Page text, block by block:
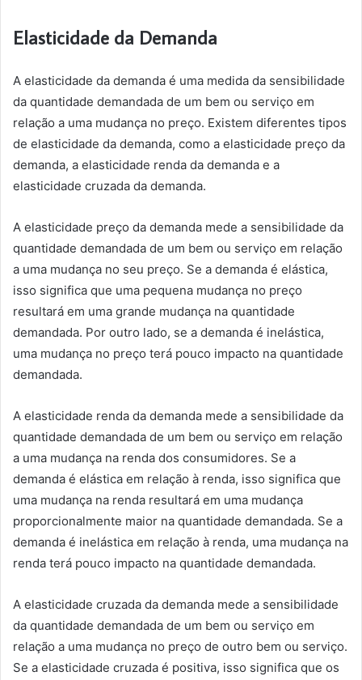
Elasticidade da Demanda
A elasticidade da demanda é uma medida da sensibilidade
da quantidade demandada de um bem ou serviço em
relação a uma mudança no preço. Existem diferentes tipos
de elasticidade da demanda, como a elasticidade preço da
demanda, a elasticidade renda da demanda e a
elasticidade cruzada da demanda.
A elasticidade preço da demanda mede a sensibilidade da
quantidade demandada de um bem ou serviço em relação
a uma mudança no seu preço. Se a demanda é elástica,
isso significa que uma pequena mudança no preço
resultará em uma grande mudança na quantidade
demandada. Por outro lado, se a demanda é inelástica,
uma mudança no preço terá pouco impacto na quantidade
demandada.
A elasticidade renda da demanda mede a sensibilidade da
quantidade demandada de um bem ou serviço em relação
a uma mudança na renda dos consumidores. Se a
demanda é elástica em relação à renda, isso significa que
uma mudança na renda resultará em uma mudança
proporcionalmente maior na quantidade demandada. Se a
demanda é inelástica em relação à renda, uma mudança na
renda terá pouco impacto na quantidade demandada.
A elasticidade cruzada da demanda mede a sensibilidade
da quantidade demandada de um bem ou serviço em
relação a uma mudança no preço de outro bem ou serviço.
Se a elasticidade cruzada é positiva, isso significa que os